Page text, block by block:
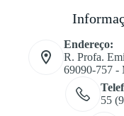
Endereço:
R. Profa.
69090-757 -
55